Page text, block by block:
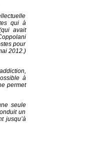
qui à
avait
pour
2012.)
à
permet
seule
un
jusqu’à